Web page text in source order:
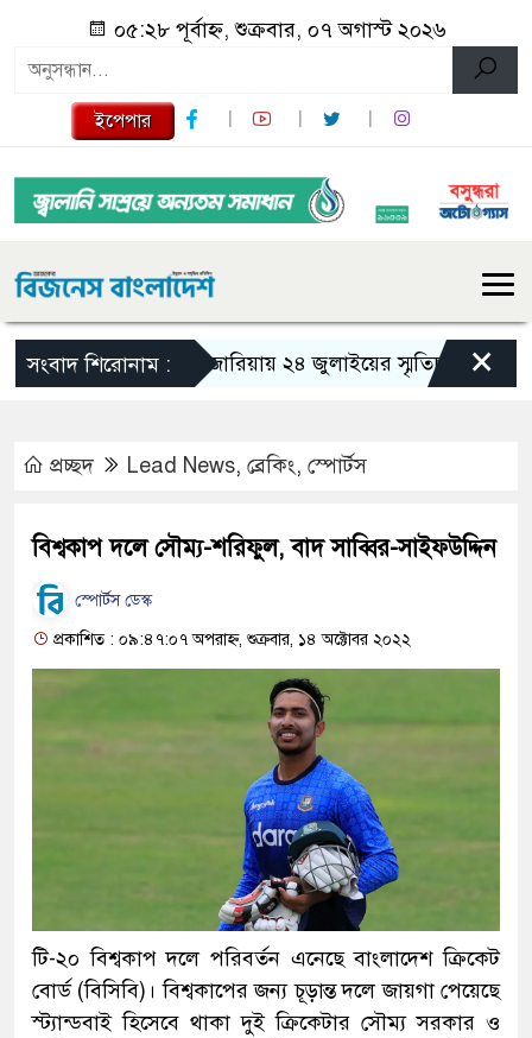
০৫:২৮ পূর্বাহ্ন, শুক্রবার, ০৭ অগাস্ট ২০২৬
ইপেপার
সংবাদ শিরোনাম :গজারিয়ায় ২৪ জুলাইয়ের স্মৃতিচারণ: গুমের
×
প্রচ্ছদ Lead News, ব্রেকিং, স্পোর্টস
বিশ্বকাপ দলে সৌম্য-শরিফুল, বাদ সাব্বির-সাইফউদ্দিন
স্পোর্টস ডেস্ক
প্রকাশিত : ০৯:৪৭:০৭ অপরাহ্ন, শুক্রবার, ১৪ অক্টোবর ২০২২
টি-২০ বিশ্বকাপ দলে পরিবর্তন এনেছে বাংলাদেশ ক্রিকেট
বোর্ড (বিসিবি)। বিশ্বকাপের জন্য চূড়ান্ত দলে জায়গা পেয়েছে
স্ট্যান্ডবাই হিসেবে থাকা দুই ক্রিকেটার সৌম্য সরকার ও